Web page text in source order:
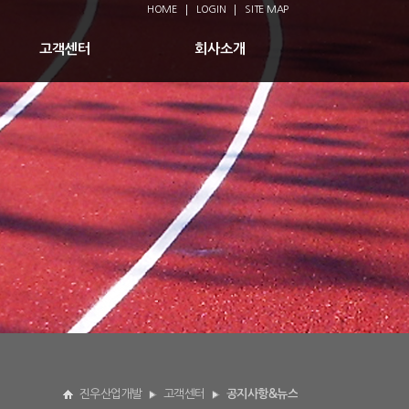
고객센터 회사소개
SITE MAP
LOGIN
HOME
진우산업개발 고객센터 공지사항&뉴스